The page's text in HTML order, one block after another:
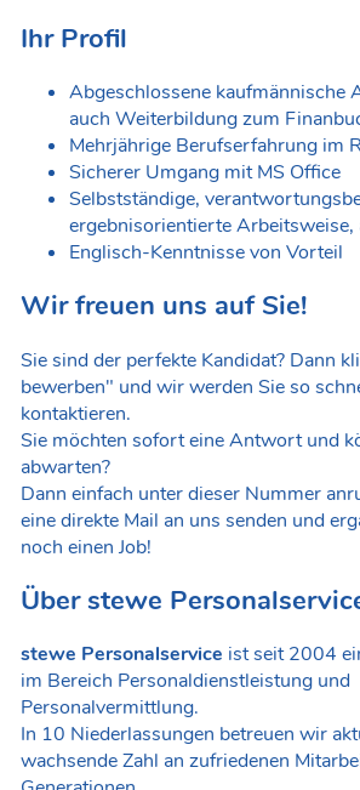
Ihr Profil
Abgeschlossene kaufmännische
auch Weiterbildung zum
Mehrjährige Berufserfahrung im
Sicherer Umgang mit MS Office
Selbstständige,
ergebnisorientierte Arbeitsweise,
Englisch-Kenntnisse von Vorteil
Wir freuen uns auf Sie!
Sie sind der perfekte Kandidat? Dann
bewerben" und wir werden Sie so
kontaktieren.
Sie möchten sofort eine Antwort und
abwarten?
Dann einfach unter dieser Nummer
eine direkte Mail an uns senden und
noch einen Job!
Über stewe
stewe Personalservice ist seit 2004
im Bereich Personaldienstleistung und
Personalvermittlung.
In 10 Niederlassungen betreuen wir
wachsende Zahl an zufriedenen